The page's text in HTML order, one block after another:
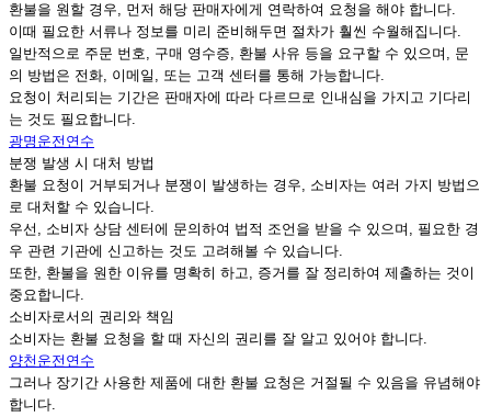
환불을 원할 경우, 먼저 해당 판매자에게 연락하여 요청을 해야 합니다.
이때 필요한 서류나 정보를 미리 준비해두면 절차가 훨씬 수월해집니다.
일반적으로 주문 번호, 구매 영수증, 환불 사유 등을 요구할 수 있으며, 문
의 방법은 전화, 이메일, 또는 고객 센터를 통해 가능합니다.
요청이 처리되는 기간은 판매자에 따라 다르므로 인내심을 가지고 기다리
는 것도 필요합니다.
광명운전연수
분쟁 발생 시 대처 방법
환불 요청이 거부되거나 분쟁이 발생하는 경우, 소비자는 여러 가지 방법으
로 대처할 수 있습니다.
우선, 소비자 상담 센터에 문의하여 법적 조언을 받을 수 있으며, 필요한 경
우 관련 기관에 신고하는 것도 고려해볼 수 있습니다.
또한, 환불을 원한 이유를 명확히 하고, 증거를 잘 정리하여 제출하는 것이
중요합니다.
소비자로서의 권리와 책임
소비자는 환불 요청을 할 때 자신의 권리를 잘 알고 있어야 합니다.
양천운전연수
그러나 장기간 사용한 제품에 대한 환불 요청은 거절될 수 있음을 유념해야
합니다.